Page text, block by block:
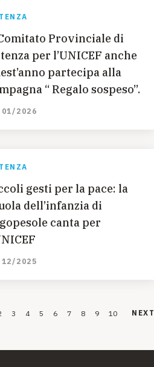
Provinciale di
per l’UNICEF anche
partecipa alla
campagna “ Regalo sospeso”.
2026
gesti per la pace: la
dell’infanzia di
canta per
2025
3 4 5 6 7 8 9 10 NEXT